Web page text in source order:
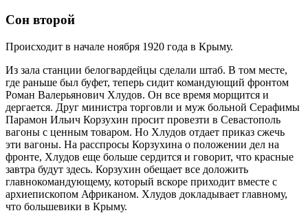
Сон второй
Происходит в начале ноября 1920 года в Крыму.
Из зала станции белогвардейцы сделали штаб. В том месте,
где раньше был буфет, теперь сидит командующий фронтом
Роман Валерьянович Хлудов. Он все время морщится и
дергается. Друг министра торговли и муж больной Серафимы
Парамон Ильич Корзухин просит провезти в Севастополь
вагоны с ценным товаром. Но Хлудов отдает приказ сжечь
эти вагоны. На расспросы Корзухина о положении дел на
фронте, Хлудов еще больше сердится и говорит, что красные
завтра будут здесь. Корзухин обещает все доложить
главнокомандующему, который вскоре приходит вместе с
архиепископом Африканом. Хлудов докладывает главному,
что большевики в Крыму.